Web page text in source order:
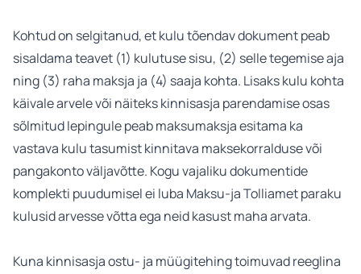
Kohtud on selgitanud, et kulu tõendav dokument peab
sisaldama teavet (1) kulutuse sisu, (2) selle tegemise aja
ning (3) raha maksja ja (4) saaja kohta. Lisaks kulu kohta
käivale arvele või näiteks kinnisasja parendamise osas
sõlmitud lepingule peab maksumaksja esitama ka
vastava kulu tasumist kinnitava maksekorralduse või
pangakonto väljavõtte. Kogu vajaliku dokumentide
komplekti puudumisel ei luba Maksu-ja Tolliamet paraku
kulusid arvesse võtta ega neid kasust maha arvata.
Kuna kinnisasja ostu- ja müügitehing toimuvad reeglina